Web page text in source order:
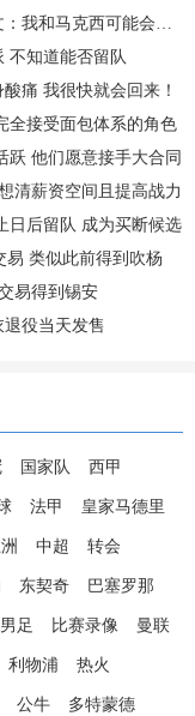
和马克西可能会参加
不知道能否留队
痛 我很快就会回来！
全接受面包体系的角色
跃 他们愿意接手大合同
清薪资空间且提高战力
日后留队 成为买断候选
易 类似此前得到吹杨
易得到锡安
役当天发售
国家队 西甲
法甲 皇家马德里
中超 转会
东契奇 巴塞罗那
足 比赛录像 曼联
利物浦 热火
公牛 多特蒙德